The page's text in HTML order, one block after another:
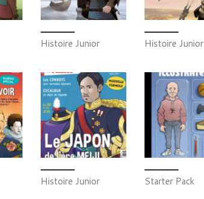
Histoire Junior Histoire Junior
Histoire Junior Starter Pack